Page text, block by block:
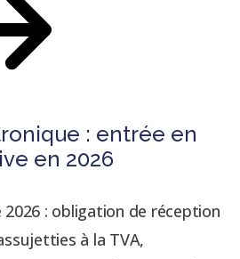
: entrée en
en 2026
: obligation de réception
à la TVA,